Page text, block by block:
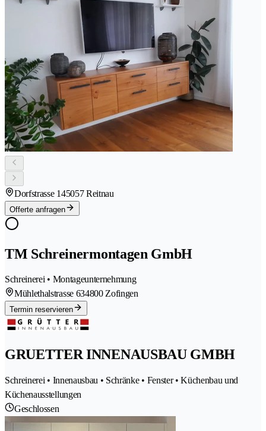
Dorfstrasse 145057 Reitnau
Offerte anfragen
TM Schreinermontagen GmbH
Schreinerei • Montageunternehmung
Mühlethalstrasse 634800 Zofingen
Termin reservieren
GRUETTER INNENAUSBAU GMBH
Schreinerei • Innenausbau • Schränke • Fenster • Küchenbau und
Küchenausstellungen
Geschlossen